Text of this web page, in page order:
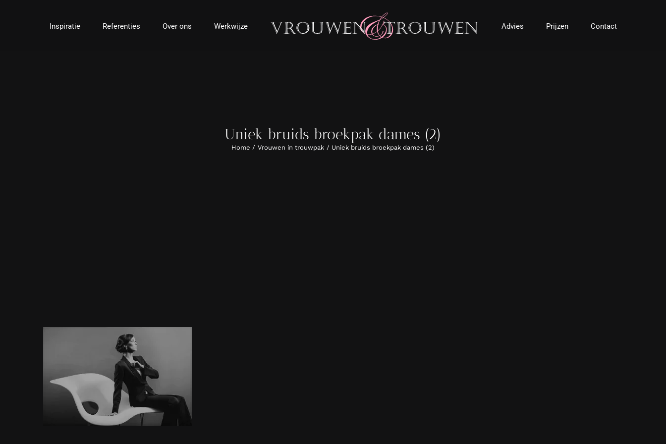
Inspiratie Referenties Over ons Werkwijze Advies Prijzen Contact
Uniek bruids broekpak dames (2)
Home Vrouwen in trouwpak Uniek bruids broekpak dames (2)